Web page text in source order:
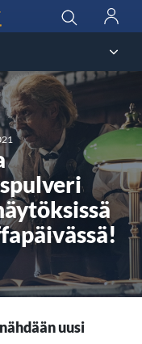
Haku
uusi